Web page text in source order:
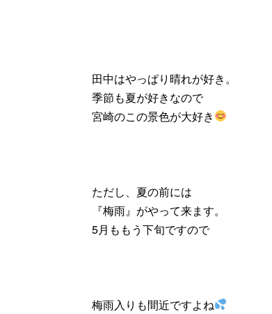
田中はやっぱり晴れが好き。
季節も夏が好きなので
宮崎のこの景色が大好き
ただし、夏の前には
『梅雨』がやって来ます。
5月ももう下旬ですので
梅雨入りも間近ですよね